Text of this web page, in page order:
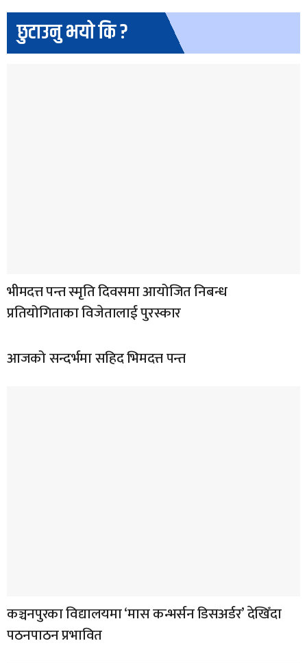
छुटाउनु भयो कि ?
भीमदत्त पन्त स्मृति दिवसमा आयोजित निबन्ध
प्रतियोगिताका विजेतालाई पुरस्कार
आजको सन्दर्भमा सहिद भिमदत्त पन्त
कञ्चनपुरका विद्यालयमा ‘मास कन्भर्सन डिसअर्डर’ देखिँदा
पठनपाठन प्रभावित